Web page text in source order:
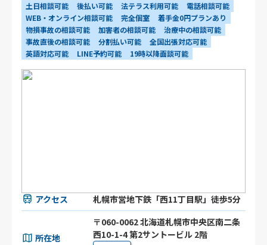
土日相談可能 後払い可能 法テラス利用可能
電話相談可能
WEB・オンライン相談可能
完全個室
着手金0円プランあり
物損事故の相談可能
加害者の相談可能
治療中の相談可能
事故直後の相談可能
分割払い可能
全国出張対応可能
英語対応可能
LINE予約可能 19時以降面談可能
アクセス 札幌市営地下鉄「西11丁目駅」徒歩5分
所在地
〒060-0062 北海道札幌市中央区南二条
西10-1-4 第2サントービル 2階